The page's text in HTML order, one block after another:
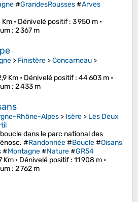
#GrandesRousses#Arves
• Dénivelé positif: 3 950 m •
: 2 367 m
> Finistère >Concarneau >
Km • Dénivelé positif: 44 603 m •
: 2 433 m
Rhône-Alpes > Isère > Les Deux
dans le parc national des
#Randonnée#Boucle#Oisans
#Montagne#Nature#GR54
Km • Dénivelé positif: 11 908 m •
: 2 762 m